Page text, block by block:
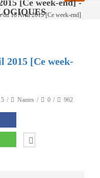
[Ce week-end] -
du 18 Avril 2015 [Ce week-end]
2015 [Ce week-
Nantes 0 962